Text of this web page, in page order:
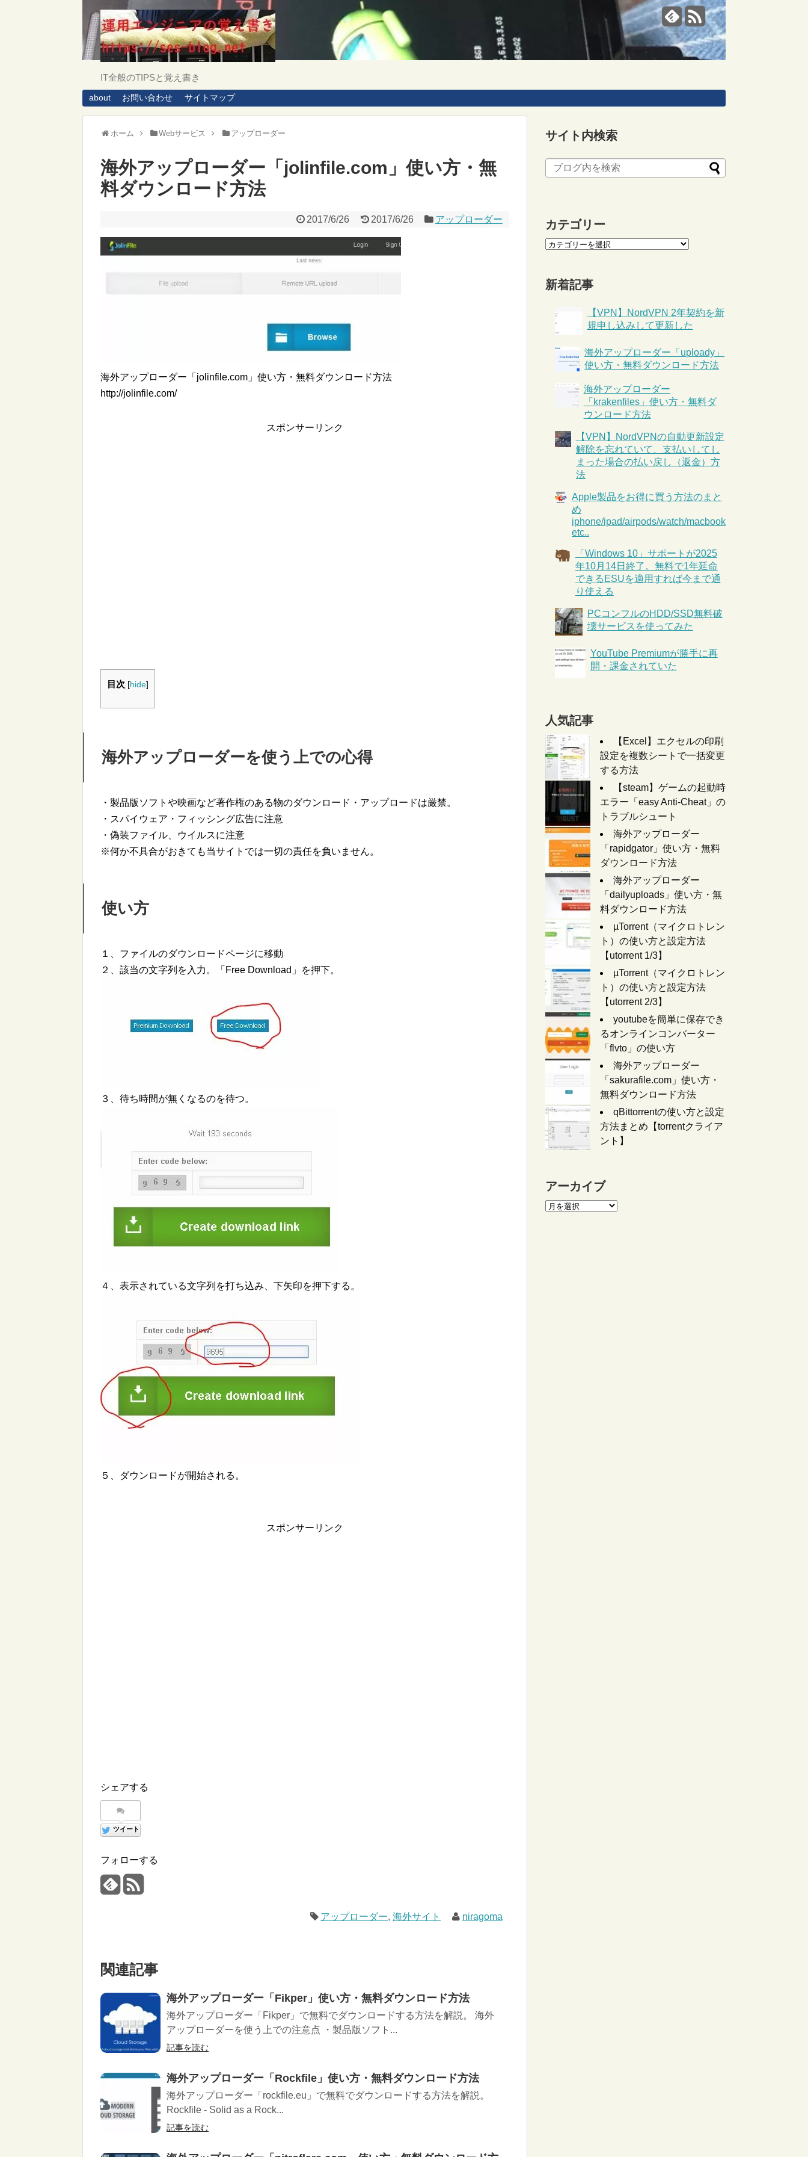
IT全般のTIPSと覚え書き
about お問い合わせ サイトマップ
ホーム Webサービス アップローダー
海外アップローダー「jolinfile.com」使い方・無
料ダウンロード方法
2017/6/26 2017/6/26 アップローダー
海外アップローダー「jolinfile.com」使い方・無料ダウンロード方法
http://jolinfile.com/
スポンサーリンク
目次 [hide]
海外アップローダーを使う上での心得
・製品版ソフトや映画など著作権のある物のダウンロード・アップロードは厳禁。
・スパイウェア・フィッシング広告に注意
・偽装ファイル、ウイルスに注意
※何か不具合がおきても当サイトでは一切の責任を負いません。
使い方
１、ファイルのダウンロードページに移動
２、該当の文字列を入力。「Free Download」を押下。
３、待ち時間が無くなるのを待つ。
４、表示されている文字列を打ち込み、下矢印を押下する。
５、ダウンロードが開始される。
スポンサーリンク
シェアする
ツイート
フォローする
アップローダー,海外サイト niragoma
関連記事
海外アップローダー「Fikper」使い方・無料ダウンロード方法
海外アップローダー「Fikper」で無料でダウンロードする方法を解説。 海外
アップローダーを使う上での注意点 ・製品版ソフト...
記事を読む
海外アップローダー「Rockfile」使い方・無料ダウンロード方法
海外アップローダー「rockfile.eu」で無料でダウンロードする方法を解説。
Rockfile - Solid as a Rock...
記事を読む
サイト内検索
カテゴリー
新着記事
【VPN】NordVPN 2年契約を新
規申し込みして更新した
海外アップローダー「uploady」
使い方・無料ダウンロード方法
海外アップローダー
「krakenfiles」使い方・無料ダ
ウンロード方法
【VPN】NordVPNの自動更新設定
解除を忘れていて、支払いしてし
まった場合の払い戻し（返金）方
法
Apple製品をお得に買う方法のまと
め
iphone/ipad/airpods/watch/macbook
etc..
「Windows 10」サポートが2025
年10月14日終了。無料で1年延命
できるESUを適用すれば今まで通
り使える
PCコンフルのHDD/SSD無料破
壊サービスを使ってみた
YouTube Premiumが勝手に再
開・課金されていた
人気記事
【Excel】エクセルの印刷
設定を複数シートで一括変更
する方法
【steam】ゲームの起動時
エラー「easy Anti-Cheat」の
トラブルシュート
海外アップローダー
「rapidgator」使い方・無料
ダウンロード方法
海外アップローダー
「dailyuploads」使い方・無
料ダウンロード方法
µTorrent（マイクロトレン
ト）の使い方と設定方法
【utorrent 1/3】
µTorrent（マイクロトレン
ト）の使い方と設定方法
【utorrent 2/3】
youtubeを簡単に保存でき
るオンラインコンバーター
「flvto」の使い方
海外アップローダー
「sakurafile.com」使い方・
無料ダウンロード方法
qBittorrentの使い方と設定
方法まとめ【torrentクライア
ント】
アーカイブ